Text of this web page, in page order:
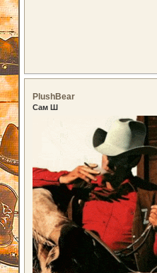
PlushBear
Сам Ш